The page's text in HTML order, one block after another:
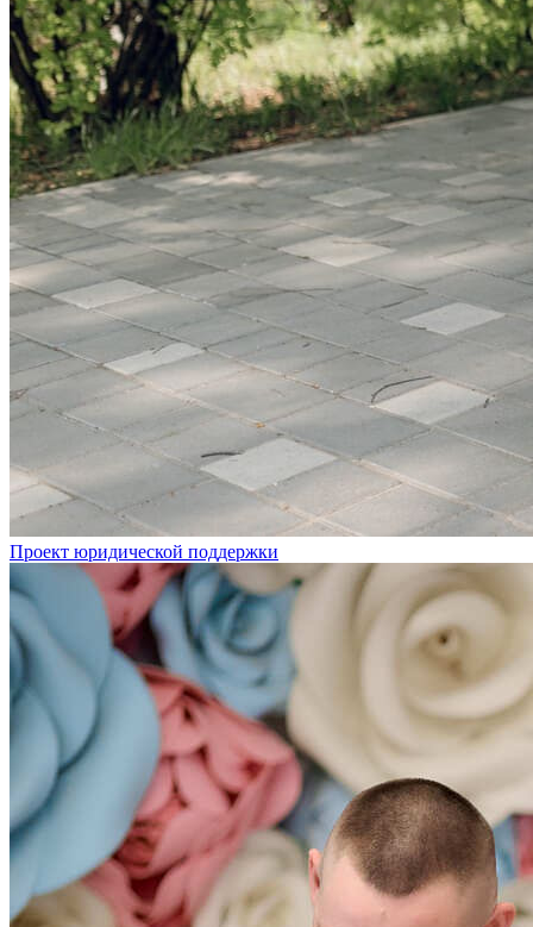
Проект юридической поддержки